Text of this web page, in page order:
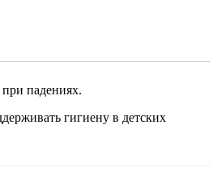
падениях.
гигиену в детских